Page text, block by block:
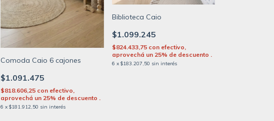
Comoda Caio 6 cajones
$1.091.475
6 x$181.912,50 sin interés
$818.606,25 con efectivo,
aprovechá un 25% de descuento .
Biblioteca Caio
$1.099.245
6 x $183.207,50 sin interés
$824.433,75 con efectivo,
aprovechá un 25% de descuento .